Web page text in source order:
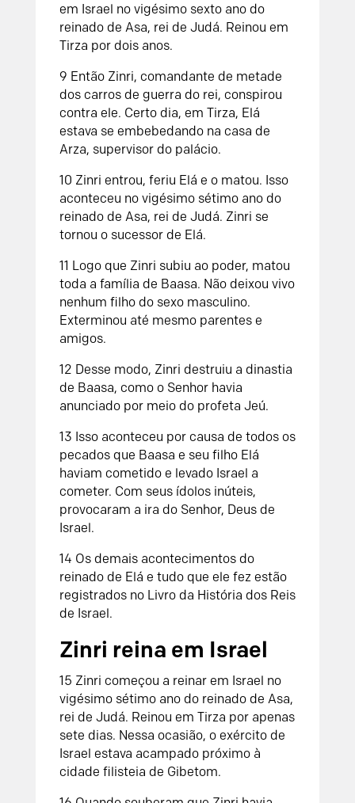
em Israel no vigésimo sexto ano do
reinado de Asa, rei de Judá. Reinou em
Tirza por dois anos.
9 Então Zinri, comandante de metade
dos carros de guerra do rei, conspirou
contra ele. Certo dia, em Tirza, Elá
estava se embebedando na casa de
Arza, supervisor do palácio.
10 Zinri entrou, feriu Elá e o matou. Isso
aconteceu no vigésimo sétimo ano do
reinado de Asa, rei de Judá. Zinri se
tornou o sucessor de Elá.
11 Logo que Zinri subiu ao poder, matou
toda a família de Baasa. Não deixou vivo
nenhum filho do sexo masculino.
Exterminou até mesmo parentes e
amigos.
12 Desse modo, Zinri destruiu a dinastia
de Baasa, como o Senhorhavia
anunciado por meio do profeta Jeú.
13 Isso aconteceu por causa de todos os
pecados que Baasa e seu filho Elá
haviam cometido e levado Israel a
cometer. Com seus ídolos inúteis,
provocaram a ira do Senhor, Deus de
Israel.
14 Os demais acontecimentos do
reinado de Elá e tudo que ele fez estão
registrados no Livro da História dos Reis
de Israel.
Zinri reina em Israel
15 Zinri começou a reinar em Israel no
vigésimo sétimo ano do reinado de Asa,
rei de Judá. Reinou em Tirza por apenas
sete dias. Nessa ocasião, o exército de
Israel estava acampado próximo à
cidade filisteia de Gibetom.